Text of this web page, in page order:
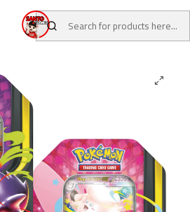
TCG CARDS POKEMON TCG
Tin Gengar/Clefable Inglés (PAR)